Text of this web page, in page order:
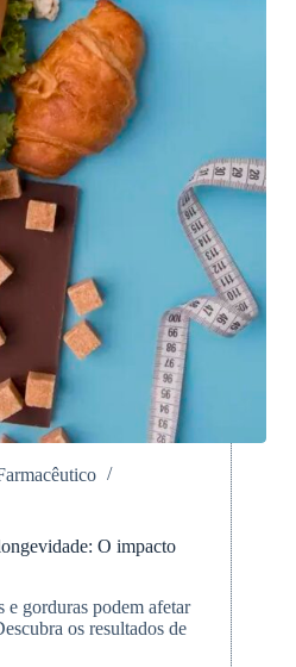
O impacto
e gorduras podem afetar
os resultados de